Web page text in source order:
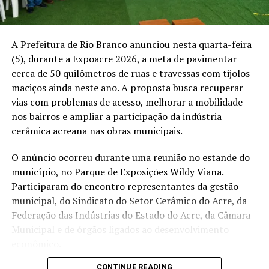
LinkedIn
Telegram
Relacionado
Rio Acre atinge 14,41 metros
e mantém ritmo de subida
em Rio Branco
Em "Notícias"
Chuvas intensas elevam
nível do Rio Acre e Defesa
Civil mantém alerta em Rio
Branco
Em "Notícias"
A Prefeitura de Rio Branco anunciou nesta quarta-feira
(5), durante a Expoacre 2026, a meta de pavimentar
cerca de 50 quilômetros de ruas e travessas com tijolos
maciços ainda neste ano. A proposta busca recuperar
vias com problemas de acesso, melhorar a mobilidade
nos bairros e ampliar a participação da indústria
cerâmica acreana nas obras municipais.
O anúncio ocorreu durante uma reunião no estande do
município, no Parque de Exposições Wildy Viana.
Participaram do encontro representantes da gestão
municipal, do Sindicato do Setor Cerâmico do Acre, da
Federação das Indústrias do Estado do Acre, da Câmara
Municipal e de órgãos ligados ao desenvolvimento
CONTINUE READING